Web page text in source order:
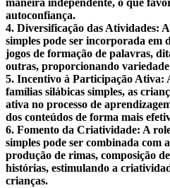
maneira independente, o que
autoconfiança.
4. Diversificação das Atividades:
simples pode ser incorporada em
jogos de formação de palavras,
outras, proporcionando
5. Incentivo à Participação Ativa:
famílias silábicas simples, as
ativa no processo de
dos conteúdos de forma mais
6. Fomento da Criatividade: A
simples pode ser combinada com
produção de rimas, composição
histórias, estimulando a
crianças.